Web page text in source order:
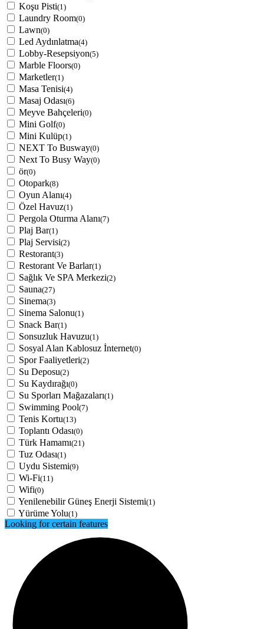
Koşu Pisti(1)
Laundry Room(0)
Lawn(0)
Led Aydınlatma(4)
Lobby-Resepsiyon(5)
Marble Floors(0)
Marketler(1)
Masa Tenisi(4)
Masaj Odası(6)
Meyve Bahçeleri(0)
Mini Golf(0)
Mini Kulüp(1)
NEXT To Busway(0)
Next To Busy Way(0)
ör(0)
Otopark(8)
Oyun Alanı(4)
Özel Havuz(1)
Pergola Oturma Alanı(7)
Plaj Bar(1)
Plaj Servisi(2)
Restorant(3)
Restorant Ve Barlar(1)
Sağlık Ve SPA Merkezi(2)
Sauna(27)
Sinema(3)
Sinema Salonu(1)
Snack Bar(1)
Sonsuzluk Havuzu(1)
Sosyal Alan Kablosuz İnternet(0)
Spor Faaliyetleri(2)
Su Deposu(2)
Su Kaydırağı(0)
Su Sporları Mağazaları(1)
Swimming Pool(7)
Tenis Kortu(13)
Toplantı Odası(0)
Türk Hamamı(21)
Tuz Odası(1)
Uydu Sistemi(9)
Wi-Fi(11)
Wifi(0)
Yenilenebilir Güneş Enerji Sistemi(1)
Yürüme Yolu(1)
Looking for certain features